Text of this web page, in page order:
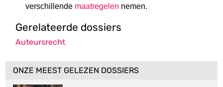
verschillende maatregelen nemen.
Gerelateerde dossiers
Auteursrecht
ONZE MEEST GELEZEN DOSSIERS